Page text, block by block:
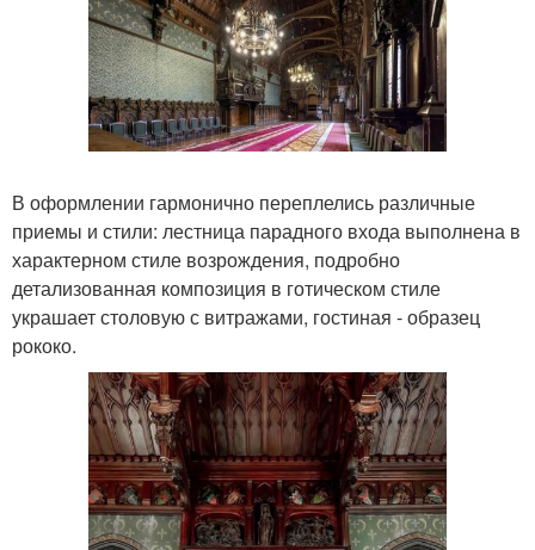
В оформлении гармонично переплелись различные
приемы и стили: лестница парадного входа выполнена в
характерном стиле возрождения, подробно
детализованная композиция в готическом стиле
украшает столовую с витражами, гостиная - образец
рококо.